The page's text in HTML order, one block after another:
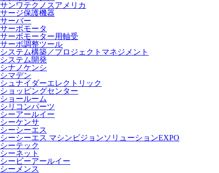
サンワテクノスアメリカ
サージ保護機器
サーバー
サーボモータ
サーボモーター用軸受
サーボ調整ツール
システム構築／プロジェクトマネジメント
システム開発
シナノケンシ
シマデン
シュナイダーエレクトリック
ショッピングセンター
ショールーム
シリコンパーツ
シーアールイー
シーケンサ
シーシーエス
シーシーエス マシンビジョンソリューションEXPO
シーテック
シーネット
シービーアールイー
シーメンス